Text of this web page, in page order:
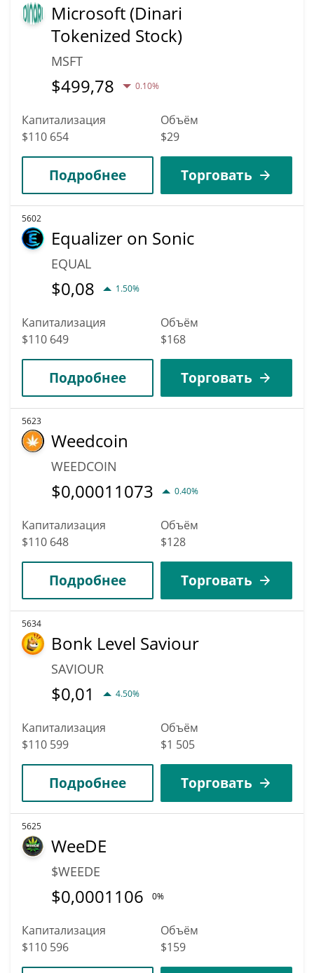
Microsoft (Dinari
Tokenized Stock)
MSFT
$499,78 0.10%
Капитализация
$110 654
Объём
$29
Подробнее Торговать
5602
Equalizer on Sonic
EQUAL
$0,08 1.50%
Капитализация
$110 649
Объём
$168
Подробнее Торговать
5623
Weedcoin
WEEDCOIN
$0,00011073 0.40%
Капитализация
$110 648
Объём
$128
Подробнее Торговать
5634
Bonk Level Saviour
SAVIOUR
$0,01 4.50%
Капитализация
$110 599
Объём
$1 505
Подробнее Торговать
5625
WeeDE
$WEEDE
$0,0001106 0%
Капитализация
$110 596
Объём
$159